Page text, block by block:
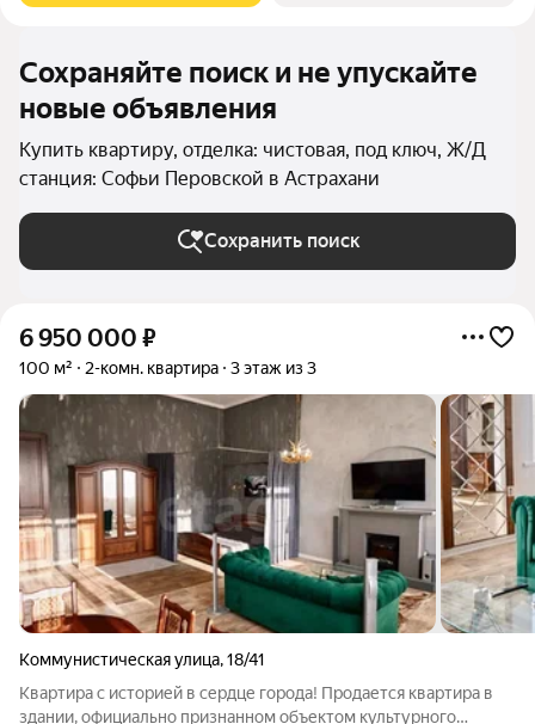
Сохраняйте поиск и не упускайте
новые объявления
Купить квартиру, отделка: чистовая, под ключ, Ж/Д
станция: Софьи Перовской в Астрахани
Сохранить поиск
6 950 000 ₽
100 м² 2-комн. квартира 3 этаж из 3
Коммунистическая улица,18/41
Квартира с историей в сердце города! Продается квартира в
здании, официально признанном объектом культурного